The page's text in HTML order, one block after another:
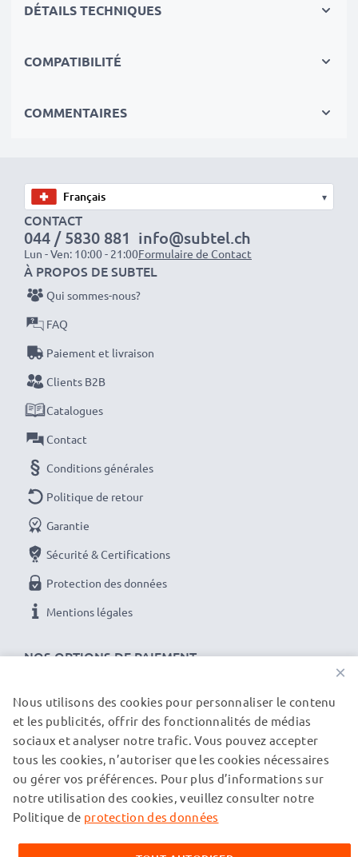
respecter les normes de l'UE.
Optez pour le remplacement de la batterie plutôt que
économique et respectueux de l'environnement. Non
Optez pour subtel et ne faites aucun compromis sur la
qualité. Passez votre commande dès maintenant !
DÉTAILS TECHNIQUES
COMPATIBILITÉ
COMMENTAIRES
▾
CONTACT
044 / 5830 881
Lun - Ven: 10:00 - 21:00
info@subtel.ch
Formulaire de Contact
NOS OPTIONS DE PAIEMENT
À PROPOS DE SUBTEL
Qui sommes-nous?
FAQ
Paiement et livraison
Clients B2B
Catalogues
Contact
Conditions générales
Politique de retour
Garantie
Sécurité & Certifications
Protection des données
Mentions légales
NOS PARTENAIRES DE LIVRAISON
© subtel.ch 2026
Tous les prix incluent la TVA et excluent les frais de port.
Veuillez noter que toutes les marques citées sont des
mentionnées sur nos pages web uniquement pour fournir des
×
Nous utilisons des cookies pour personnaliser le contenu
et les publicités, offrir des fonctionnalités de médias
sociaux et analyser notre trafic. Vous pouvez accepter
tous les cookies, n’autoriser que les cookies nécessaires
ou gérer vos préférences. Pour plus d’informations sur
notre utilisation des cookies, veuillez consulter notre
Politique de protection des données